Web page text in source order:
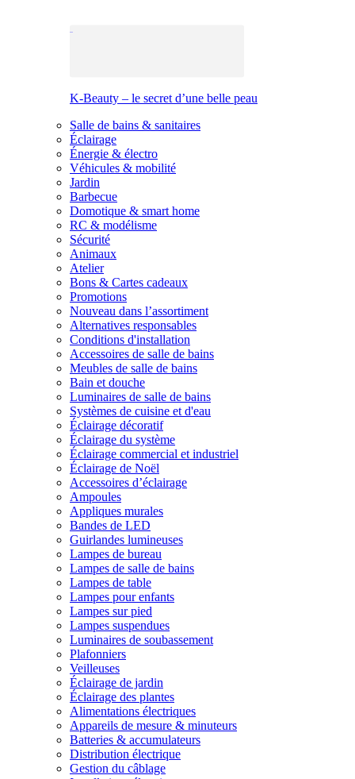
K-Beauty – le secret d’une belle peau
Salle de bains & sanitaires
Éclairage
Énergie & électro
Véhicules & mobilité
Jardin
Barbecue
Domotique & smart home
RC & modélisme
Sécurité
Animaux
Atelier
Bons & Cartes cadeaux
Promotions
Nouveau dans l’assortiment
Alternatives responsables
Conditions d'installation
Accessoires de salle de bains
Meubles de salle de bains
Bain et douche
Luminaires de salle de bains
Systèmes de cuisine et d'eau
Éclairage décoratif
Éclairage du système
Éclairage commercial et industriel
Éclairage de Noël
Accessoires d’éclairage
Ampoules
Appliques murales
Bandes de LED
Guirlandes lumineuses
Lampes de bureau
Lampes de salle de bains
Lampes de table
Lampes pour enfants
Lampes sur pied
Lampes suspendues
Luminaires de soubassement
Plafonniers
Veilleuses
Éclairage de jardin
Éclairage des plantes
Alimentations électriques
Appareils de mesure & minuteurs
Batteries & accumulateurs
Distribution électrique
Gestion du câblage